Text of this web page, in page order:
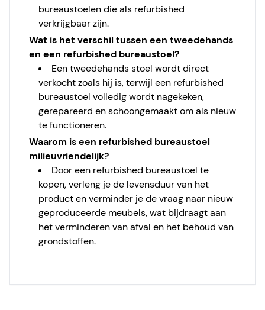
bureaustoelen die als refurbished
verkrijgbaar zijn.
Wat is het verschil tussen een tweedehands
en een refurbished bureaustoel?
Een tweedehands stoel wordt direct
verkocht zoals hij is, terwijl een refurbished
bureaustoel volledig wordt nagekeken,
gerepareerd en schoongemaakt om als nieuw
te functioneren.
Waarom is een refurbished bureaustoel
milieuvriendelijk?
Door een refurbished bureaustoel te
kopen, verleng je de levensduur van het
product en verminder je de vraag naar nieuw
geproduceerde meubels, wat bijdraagt aan
het verminderen van afval en het behoud van
grondstoffen.